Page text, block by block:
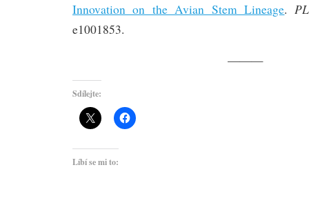
Innovation on the Avian Stem Lineage.
e1001853.
———
Sdílejte:
Líbí se mi to: